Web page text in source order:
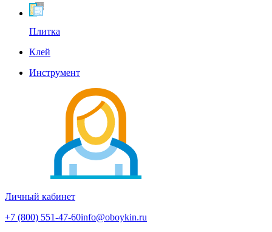
Плитка
Клей
Инструмент
Личный кабинет
+7 (800) 551-47-60info@oboykin.ru